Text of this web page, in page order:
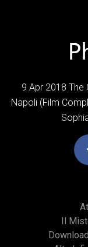
9 Apr 2018 The
Napoli (Film
Il